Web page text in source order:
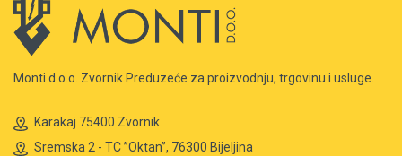
Monti d.o.o. Zvornik Preduzeće za proizvodnju, trgovinu i usluge.
Karakaj 75400 Zvornik
Sremska 2 - TC ”Oktan”, 76300 Bijeljina